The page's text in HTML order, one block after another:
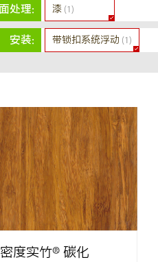
处理: 漆 (1)
安装: 带锁扣系统浮动 (1)
度实竹® 碳化